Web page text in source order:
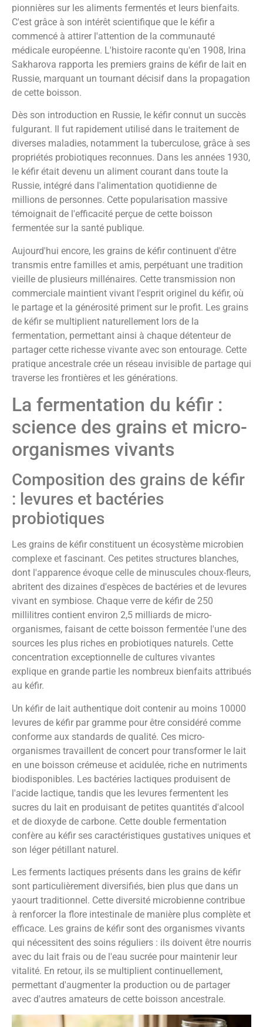
pionnières sur les aliments fermentés et leurs bienfaits.
C'est grâce à son intérêt scientifique que le kéfir a
commencé à attirer l'attention de la communauté
médicale européenne. L'histoire raconte qu'en 1908, Irina
Sakharova rapporta les premiers grains de kéfir de lait en
Russie, marquant un tournant décisif dans la propagation
de cette boisson.
Dès son introduction en Russie, le kéfir connut un succès
fulgurant. Il fut rapidement utilisé dans le traitement de
diverses maladies, notamment la tuberculose, grâce à ses
propriétés probiotiques reconnues. Dans les années 1930,
le kéfir était devenu un aliment courant dans toute la
Russie, intégré dans l'alimentation quotidienne de
millions de personnes. Cette popularisation massive
témoignait de l'efficacité perçue de cette boisson
fermentée sur la santé publique.
Aujourd'hui encore, les grains de kéfir continuent d'être
transmis entre familles et amis, perpétuant une tradition
vieille de plusieurs millénaires. Cette transmission non
commerciale maintient vivant l'esprit originel du kéfir, où
le partage et la générosité priment sur le profit. Les grains
de kéfir se multiplient naturellement lors de la
fermentation, permettant ainsi à chaque détenteur de
partager cette richesse vivante avec son entourage. Cette
pratique ancestrale crée un réseau invisible de partage qui
traverse les frontières et les générations.
La fermentation du kéfir :
science des grains et micro-
organismes vivants
Composition des grains de kéfir
: levures et bactéries
probiotiques
Les grains de kéfir constituent un écosystème microbien
complexe et fascinant. Ces petites structures blanches,
dont l'apparence évoque celle de minuscules choux-fleurs,
abritent des dizaines d'espèces de bactéries et de levures
vivant en symbiose. Chaque verre de kéfir de 250
millilitres contient environ 2,5 milliards de micro-
organismes, faisant de cette boisson fermentée l'une des
sources les plus riches en probiotiques naturels. Cette
concentration exceptionnelle de cultures vivantes
explique en grande partie les nombreux bienfaits attribués
au kéfir.
Un kéfir de lait authentique doit contenir au moins 10000
levures de kéfir par gramme pour être considéré comme
conforme aux standards de qualité. Ces micro-
organismes travaillent de concert pour transformer le lait
en une boisson crémeuse et acidulée, riche en nutriments
biodisponibles. Les bactéries lactiques produisent de
l'acide lactique, tandis que les levures fermentent les
sucres du lait en produisant de petites quantités d'alcool
et de dioxyde de carbone. Cette double fermentation
confère au kéfir ses caractéristiques gustatives uniques et
son léger pétillant naturel.
Les ferments lactiques présents dans les grains de kéfir
sont particulièrement diversifiés, bien plus que dans un
yaourt traditionnel. Cette diversité microbienne contribue
à renforcer la flore intestinale de manière plus complète et
efficace. Les grains de kéfir sont des organismes vivants
qui nécessitent des soins réguliers : ils doivent être nourris
avec du lait frais ou de l'eau sucrée pour maintenir leur
vitalité. En retour, ils se multiplient continuellement,
permettant d'augmenter la production ou de partager
avec d'autres amateurs de cette boisson ancestrale.